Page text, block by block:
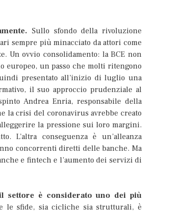
Sullo sfondo della rivoluzione
sempre più minacciato da attori come
Un ovvio consolidamento: la BCE non
europeo, un passo che molti ritengono
presentato all’inizio di luglio una
il suo approccio prudenziale al
Andrea Enria, responsabile della
la crisi del coronavirus avrebbe creato
la pressione sui loro margini.
L’altra conseguenza è un’alleanza
concorrenti diretti delle banche. Ma
e fintech e l’aumento dei servizi di
settore è considerato uno dei più
le sfide, sia cicliche sia strutturali, è